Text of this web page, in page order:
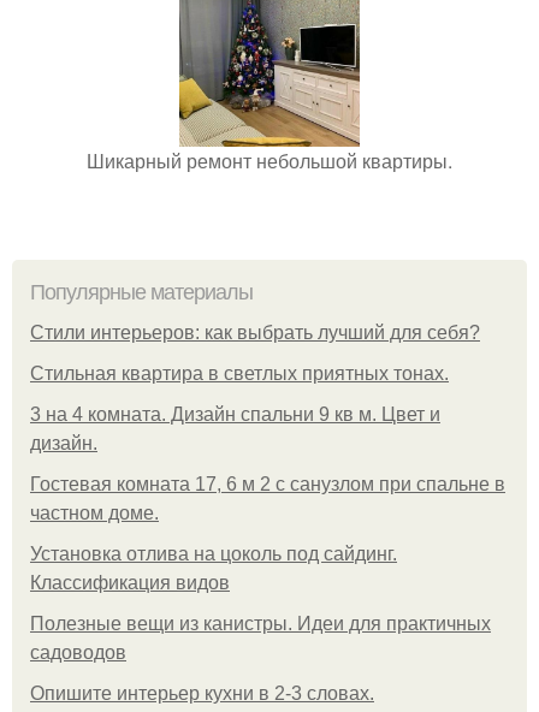
Шикарный ремонт небольшой квартиры.
Популярные материалы
Стили интерьеров: как выбрать лучший для себя?
Стильная квартира в светлых приятных тонах.
3 на 4 комната. Дизайн спальни 9 кв м. Цвет и
дизайн.
Гостевая комната 17, 6 м 2 с санузлом при спальне в
частном доме.
Установка отлива на цоколь под сайдинг.
Классификация видов
Полезные вещи из канистры. Идеи для практичных
садоводов
Опишите интерьер кухни в 2-3 словах.